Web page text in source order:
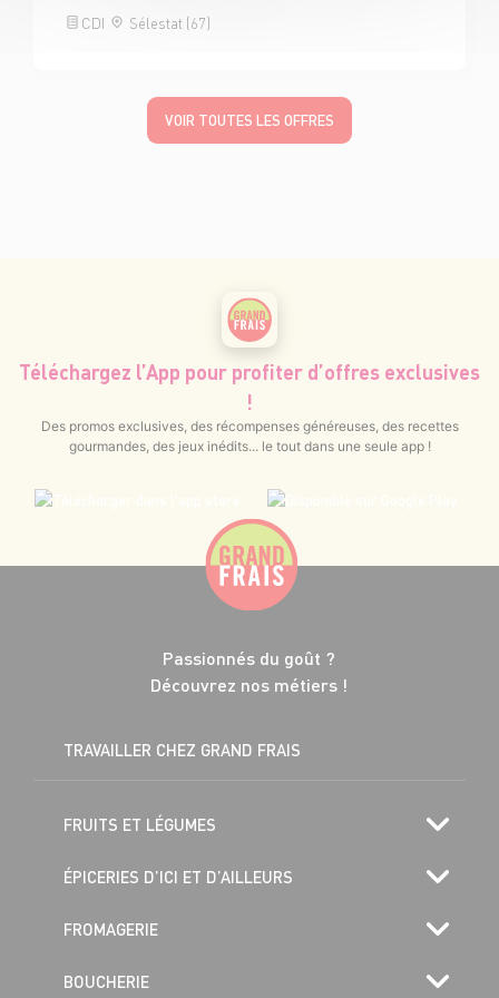
CDI Sélestat (67)
VOIR TOUTES LES OFFRES
Téléchargez l’App pour profiter d’offres exclusives
!
Des promos exclusives, des récompenses généreuses, des recettes
gourmandes, des jeux inédits... le tout dans une seule app !
Passionnés du goût ?
Découvrez nos métiers !
TRAVAILLER CHEZ GRAND FRAIS
FRUITS ET LÉGUMES
ÉPICERIES D’ICI ET D’AILLEURS
FROMAGERIE
BOUCHERIE